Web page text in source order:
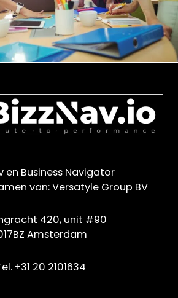
en Business Navigator
van:Versatyle Group BV
420, unit #90
Amsterdam
+31 20 2101634